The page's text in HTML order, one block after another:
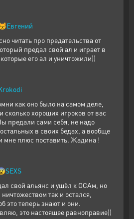
Евгений
читать про предательства от
предал свой ал и играет в
его ал и уничтожили))
как оно было на самом деле,
сколько хороших игроков от вас
предали сами себя, не надо
в своих бедах, а вообще
мне плюс поставить. Жадина !
SEXS
свой альянс и ушёл к ОСАм, но
так и остался,
это теперь знают и они.
это настоящее равноправие))